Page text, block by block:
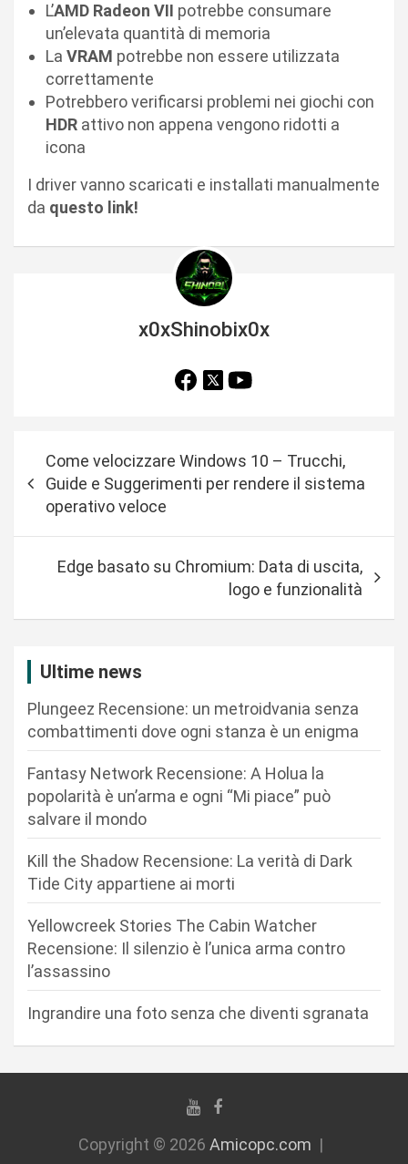
L’AMD Radeon VII potrebbe consumare
un’elevata quantità di memoria
La VRAM potrebbe non essere utilizzata
correttamente
Potrebbero verificarsi problemi nei giochi con
HDR attivo non appena vengono ridotti a
icona
I driver vanno scaricati e installati manualmente
da questo link!
x0xShinobix0x
i
z
Come velocizzare Windows 10 – Trucchi,
Guide e Suggerimenti per rendere il sistema
operativo veloce
Edge basato su Chromium: Data di uscita,
logo e funzionalità
Ultime news
Plungeez Recensione: un metroidvania senza
combattimenti dove ogni stanza è un enigma
Fantasy Network Recensione: A Holua la
popolarità è un’arma e ogni “Mi piace” può
salvare il mondo
Kill the Shadow Recensione: La verità di Dark
Tide City appartiene ai morti
Yellowcreek Stories The Cabin Watcher
Recensione: Il silenzio è l’unica arma contro
l’assassino
Ingrandire una foto senza che diventi sgranata
Copyright © 2026 Amicopc.com